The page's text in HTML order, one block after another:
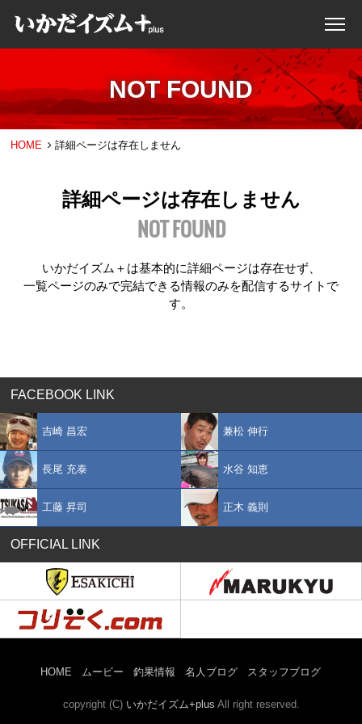
NOT FOUND
HOME 詳細ページは存在しません
詳細ページは存在しません
NOT FOUND
いかだイズム＋は基本的に詳細ページは存在せず、
一覧ページのみで完結できる情報のみを配信するサイトで
す。
FACEBOOK LINK
吉崎 昌宏 兼松 伸行
長尾 充泰 水谷 知恵
工藤 昇司 正木 義則
OFFICIAL LINK
HOME ムービー 釣果情報 名人ブログ スタッフブログ
copyright (C) いかだイズム+plus All right reserved.